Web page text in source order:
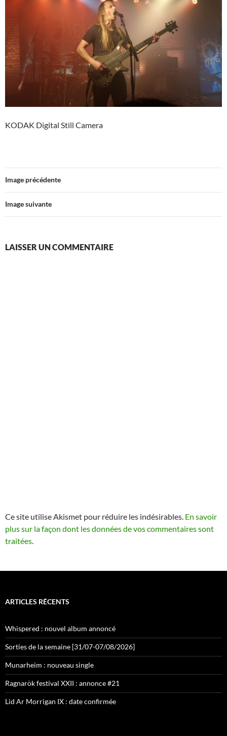
KODAK Digital Still Camera
Image précédente
Image suivante
LAISSER UN COMMENTAIRE
Ce site utilise Akismet pour réduire les indésirables. En savoir
plus sur la façon dont les données de vos commentaires sont
traitées.
ARTICLES RÉCENTS
Whispered : nouvel album annoncé
Sorties de la semaine [31/07-07/08/2026]
Munarheim : nouveau single
Ragnarök festival XXII : annonce #21
Lid Ar Morrigan IX : date confirmée